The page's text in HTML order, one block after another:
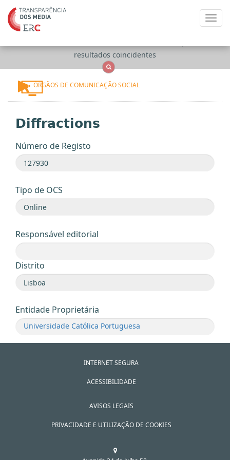
resultados coincidentes
ÓRGÃOS DE COMUNICAÇÃO SOCIAL
Diffractions
Número de Registo
Tipo de OCS
Responsável editorial
Distrito
Entidade Proprietária
Universidade Católica Portuguesa
INTERNET SEGURA
ACESSIBILIDADE
AVISOS LEGAIS
PRIVACIDADE E UTILIZAÇÃO DE COOKIES